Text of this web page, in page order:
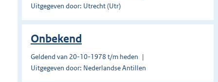
Uitgegeven door: Utrecht (Utr)
Onbekend
Geldend van 20-10-1978 t/m heden
Uitgegeven door: Nederlandse Antillen